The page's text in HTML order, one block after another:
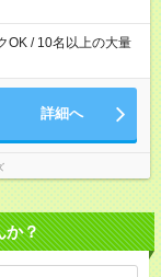
OK / 10名以上の大量
詳細へ
か？